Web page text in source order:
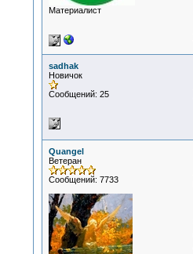
Материалист
sadhak
Новичок
Сообщений: 25
Quangel
Ветеран
Сообщений: 7733